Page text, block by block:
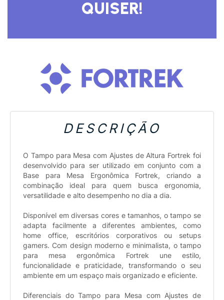
DESCRIÇÃO
O Tampo para Mesa com Ajustes de Altura Fortrek foi
desenvolvido para ser utilizado em conjunto com a
Base para Mesa Ergonômica Fortrek, criando a
combinação ideal para quem busca ergonomia,
versatilidade e alto desempenho no dia a dia.
Disponível em diversas cores e tamanhos, o tampo se
adapta facilmente a diferentes ambientes, como
home office, escritórios corporativos ou setups
gamers. Com design moderno e minimalista, o tampo
para mesa ergonômica Fortrek une estilo,
funcionalidade e praticidade, transformando o seu
ambiente em um espaço mais organizado e eficiente.
Diferenciais do Tampo para Mesa com Ajustes de